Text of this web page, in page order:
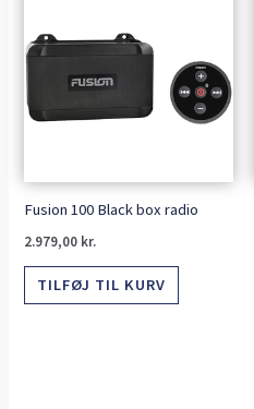
Fusion 100 Black box radio
2.979,00 kr.
TILFØJ TIL KURV